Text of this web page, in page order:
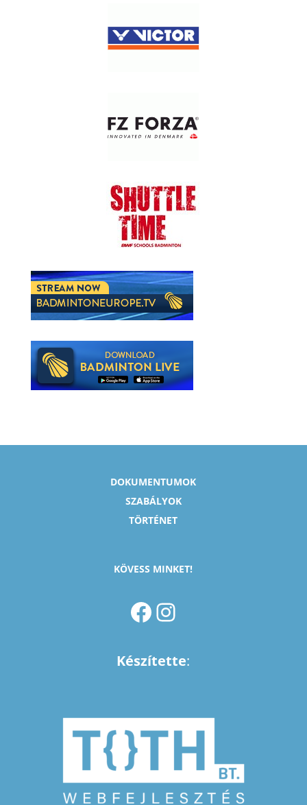
DOKUMENTUMOK
SZABÁLYOK
TÖRTÉNET
KÖVESS MINKET!
FACEBOOK INSTAGRAM
Készítette: